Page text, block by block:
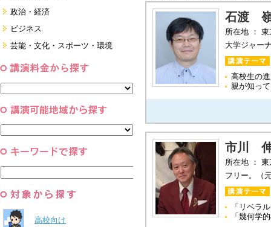
すべて
面接・ディスカッション・マナー
対策
健康・美容・女性・食育
看護・介護・ボランティア
すべて
政治・経済
国際
日本
ビジネス
経営・マーケティング・ファイナ
ンス
コーチング・メンタルヘルス・人
芸能・文化・スポーツ・環境
スポーツ
すべて
高校向け
石渡
所在地 ：
大学ジャー
高校生の
親が知っ
市川
所在地 ：
フリー。（
「リベラ
「幾何学